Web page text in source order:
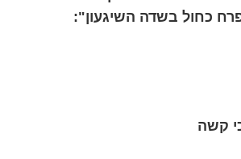
כחול בשדה השיגעון":
קשה